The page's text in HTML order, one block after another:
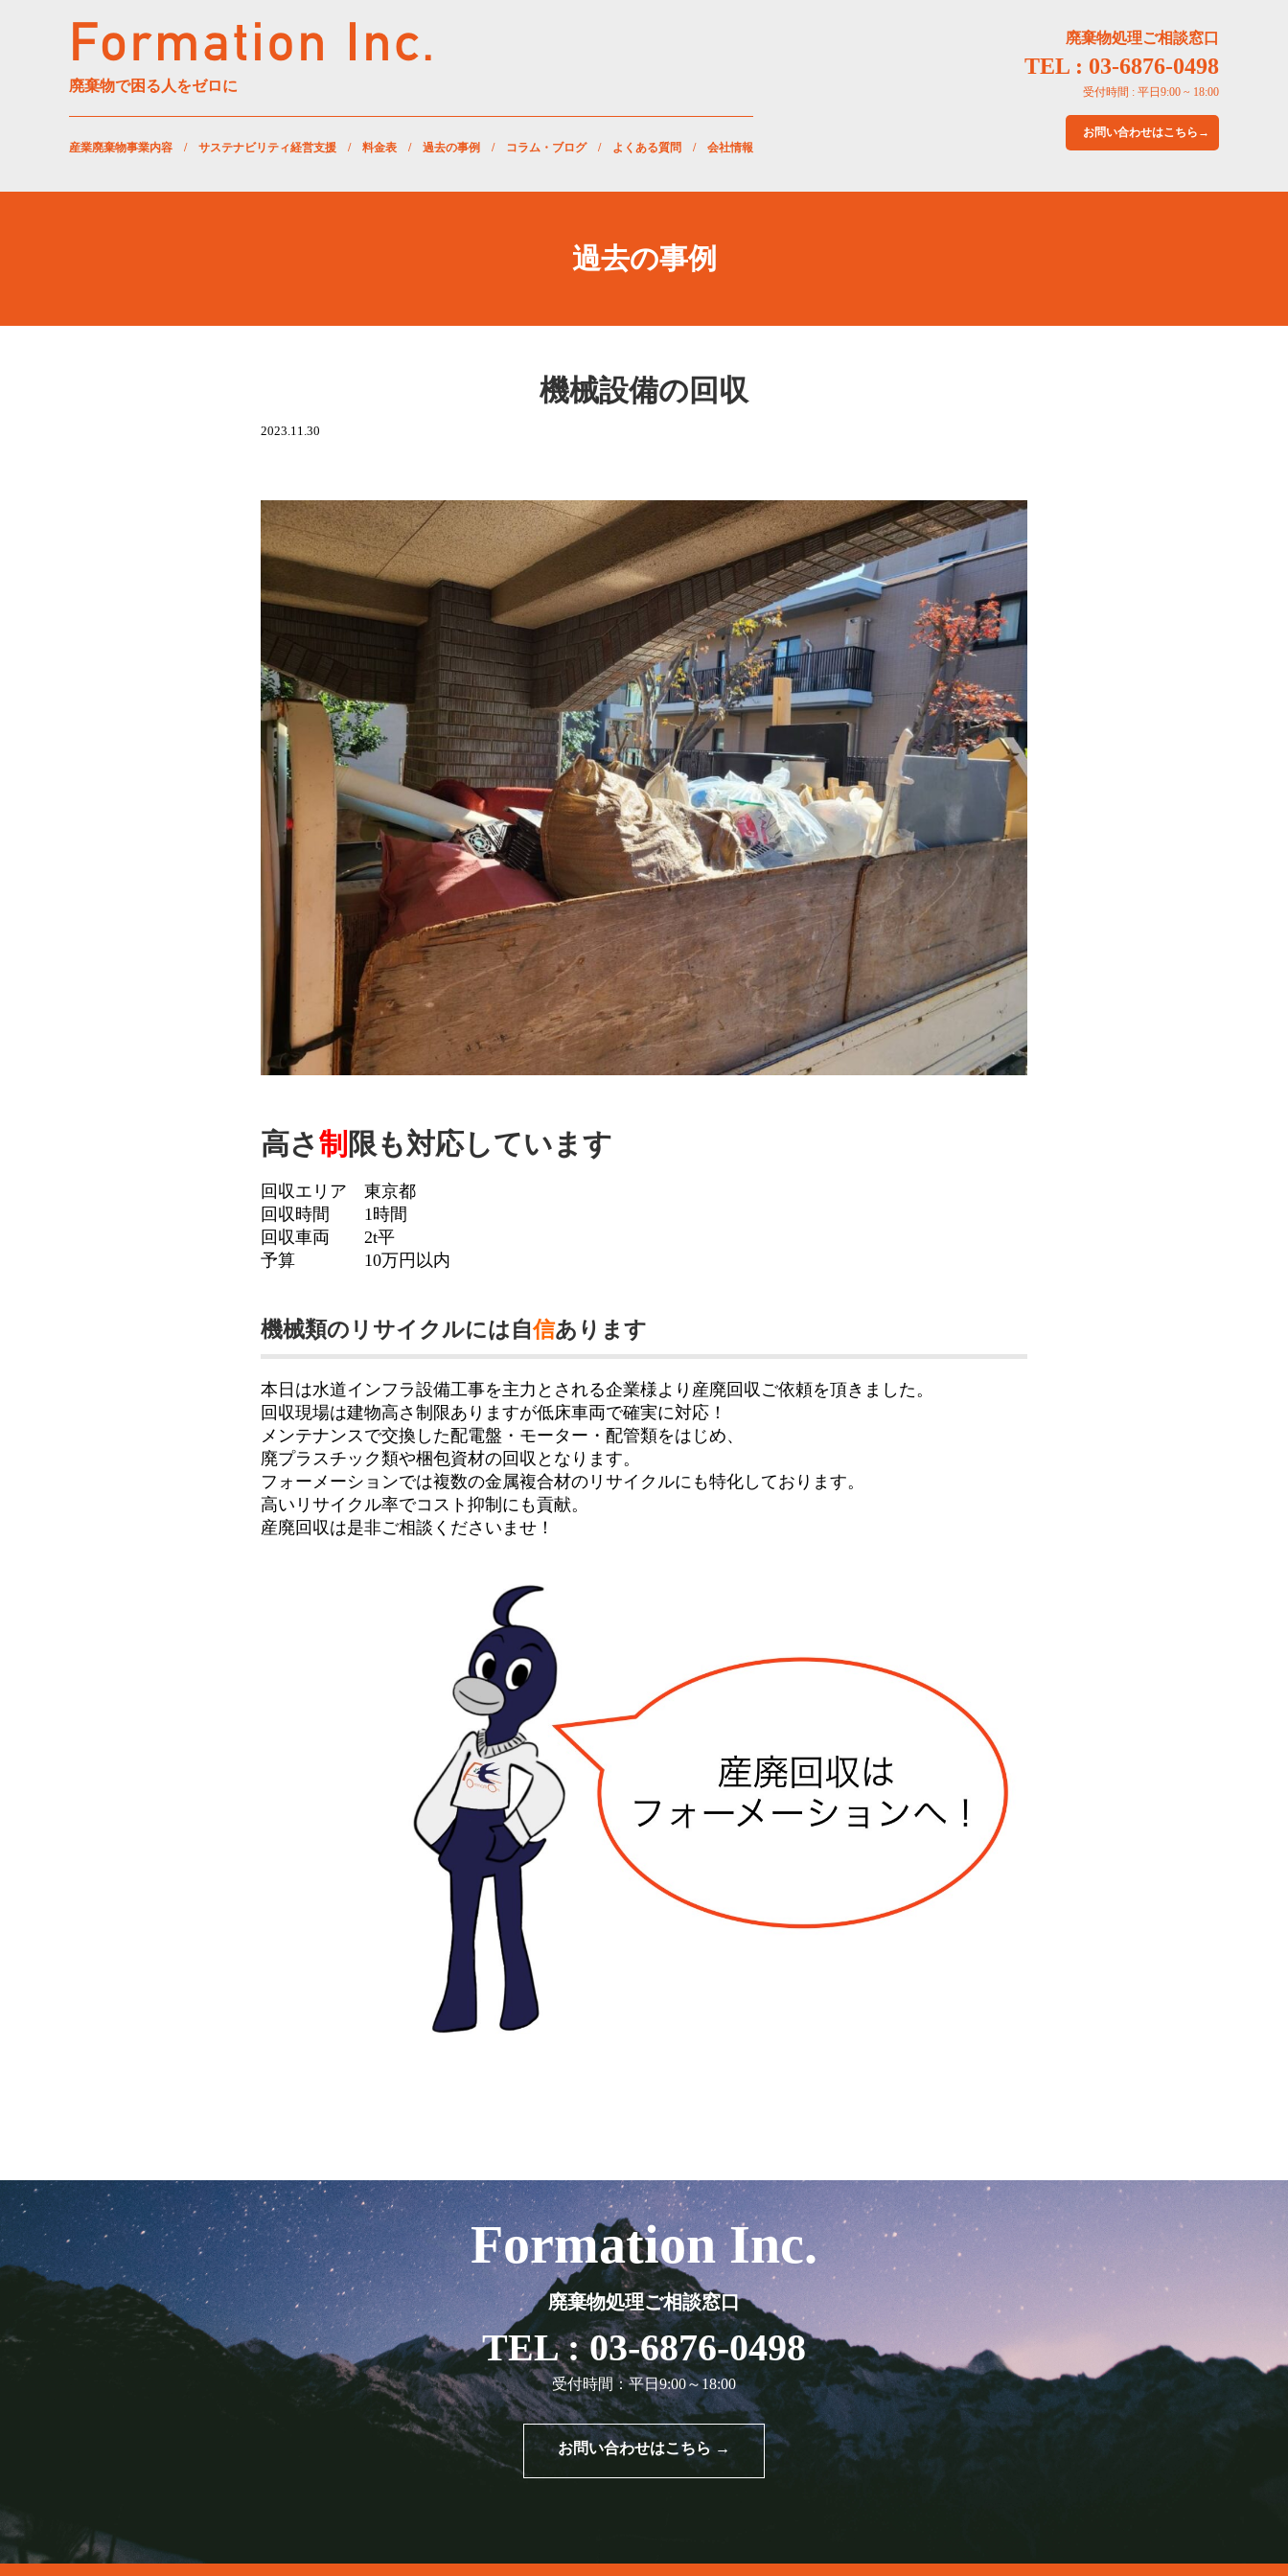
廃棄物で困る人をゼロに
産業廃棄物事業内容 / サステナビリティ経営支援 / 料金表 / 過去の事例 / コラム・ブログ/ よくある質問 / 会社情報
廃棄物処理ご相談窓口
TEL : 03-6876-0498
受付時間 : 平日9:00 ~ 18:00
お問い合わせはこちら→
過去の事例
機械設備の回収
2023.11.30
高さ制 限も対応しています
回収エリア 東京都
回収時間 1時間
回収車両 2t平
予算 10万円以内
機械類のリサイクルには自信あります
本日は水道インフラ設備工事を主力とされる企業様より産廃回収ご依頼を頂きました。
回収現場は建物高さ制限ありますが低床車両で確実に対応！
メンテナンスで交換した配電盤・モーター・配管類をはじめ、
廃プラスチック類や梱包資材の回収となります。
フォーメーションでは複数の金属複合材のリサイクルにも特化しております。
高いリサイクル率でコスト抑制にも貢献。
産廃回収は是非ご相談くださいませ！
Formation Inc.
廃棄物処理ご相談窓口
TEL : 03-6876-0498
受付時間：平日9:00～18:00
お問い合わせはこちら →